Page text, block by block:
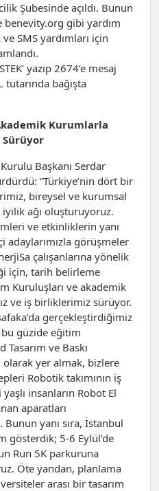
Şubesinde açıldı. Bunun
benevity.org gibi yardım
SMS yardımları için
yazıp 2674’e mesaj
bağışta
Kurumlarla
Başkanı Serdar
“Türkiye’nin dört bir
bireysel ve kurumsal
ağı oluşturuyoruz.
ve etkinliklerin yanı
adaylarımızla görüşmeler
çalışanlarına yönelik
için, tarih belirleme
Kuruluşları ve akademik
ve iş birliklerimiz sürüyor.
gerçekleştirdiğimiz
güzide eğitim
ve Baskı
olarak yer almak, bizlere
Robotik takımının iş
insanların Robot El
aparatları
yanı sıra, İstanbul
gösterdik; 5-6 Eylül’de
Run 5K parkuruna
Öte yandan, planlama
arası bir tasarım